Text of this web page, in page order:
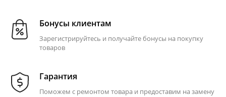
Бонусы клиентам
Зарегистрируйтесь и получайте бонусы на покупку
товаров
Гарантия
Поможем с ремонтом товара и предоставим на замену